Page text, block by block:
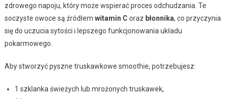
zdrowego napoju, który może wspierać proces odchudzania. Te
soczyste owoce są źródłem witamin C oraz błonnika, co przyczynia
się do uczucia sytości i lepszego funkcjonowania układu
pokarmowego.
Aby stworzyć pyszne truskawkowe smoothie, potrzebujesz:
1 szklanka świeżych lub mrożonych truskawek,